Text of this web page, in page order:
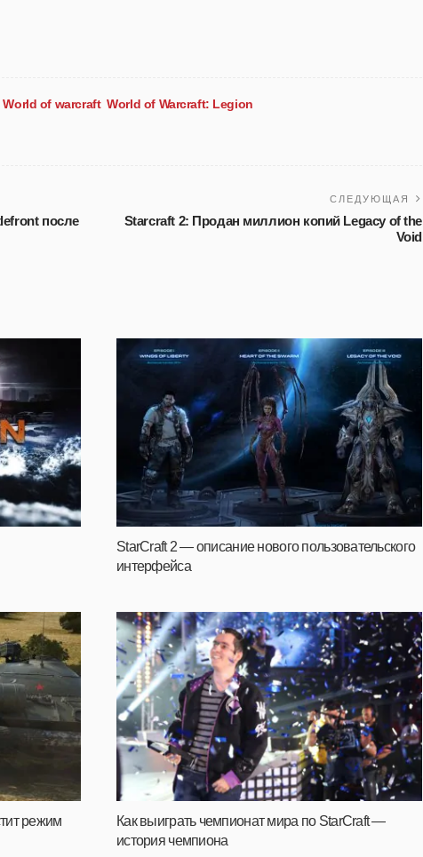
World of warcraft World of Warcraft: Legion
после
СЛЕДУЮЩАЯ
Starcraft 2: Продан миллион копий Legacy of the
Void
StarCraft 2 — описание нового пользовательского
интерфейса
режим
Как выиграть чемпионат мира по StarCraft —
история чемпиона